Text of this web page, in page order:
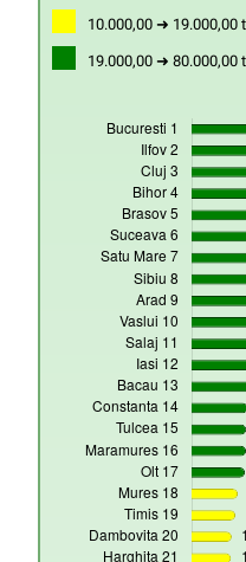
10.000,00 ➜ 19.000,00
19.000,00 ➜ 80.000,00